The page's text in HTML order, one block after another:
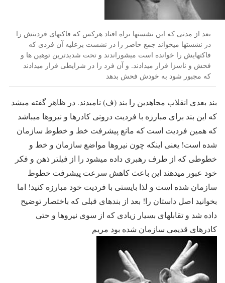
بعد از مدتی که این نشستها براه افتاد هرکس که فاکتهای فردیتش را
در نشستها میخواند جمع حاضر را در نشست برعلیه آن فردی که
فاکتهایش را خوانده است میشوراندند و تحت شدیدترین توهین ها و
فحش و ناسزا قرار میدادند. و آن فرد را در شرایطی قرار میدادند
که مجبور شود به خودش فحش بدهد
بند بعدی انقلاب مجاهدین را بند (ف) نامیدند. در ظاهر گفته میشد
که این بند برای مبارزه با فردیت درونی کادرها و نیروها میباشد
که همین فردیت است که مانع پیشرفت خط و خطوط سازمان
شده است! یعنی اینکه چون نیروها مواضع سازمان و خط و
خطوطی که از طرف رهبری داده میشود را از فیلتر ذهن و فکر
خود عبور میدهند این باعث کاهش سرعت پیشرفت خطوط
سازمان شده است و لذا بایستی با فردیت خود مبارزه کنید! اما
بخوانید اصل داستان را! بعد از بندهای قبلی که باختصار توضیح
داده شد و تقابلهای بسیار زیادی که از سوی نیروها و حتی
کادرهای قدیمی سازمان شده بود مریم